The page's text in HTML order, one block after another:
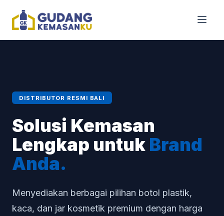
DISTRIBUTOR RESMI BALI
Solusi Kemasan
Lengkap untuk Brand
Anda.
Menyediakan berbagai pilihan botol plastik,
kaca, dan jar kosmetik premium dengan harga